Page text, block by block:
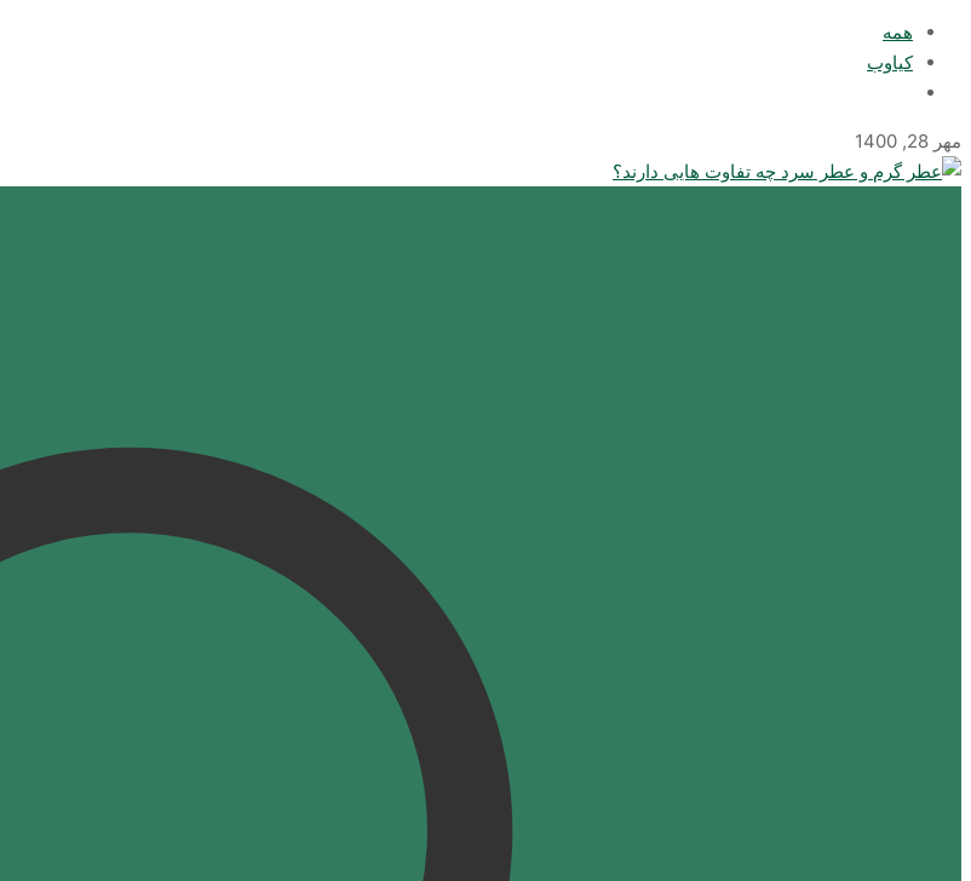
همه
کیاوب
مهر 28, 1400